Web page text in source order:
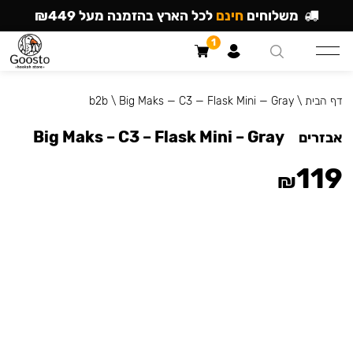
דף הבית \
b2b\ Big Maks — C3 — Flask Mini — Gray
אבזרים Big Maks – C3 – Flask Mini – Gray
₪119
משלוחים חינם לכל הארץ בהזמנה מעל ₪449
1